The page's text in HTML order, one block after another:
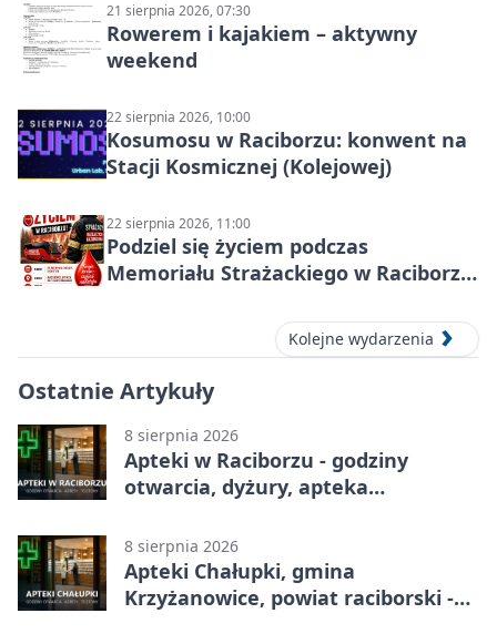
21 sierpnia 2026, 07:30
Rowerem i kajakiem – aktywny
weekend
22 sierpnia 2026, 10:00
Kosumosu w Raciborzu: konwent na
Stacji Kosmicznej (Kolejowej)
22 sierpnia 2026, 11:00
Podziel się życiem podczas
Memoriału Strażackiego w Raciborzu
Kolejne wydarzenia
Ostatnie Artykuły
8 sierpnia 2026
Apteki w Raciborzu - godziny
otwarcia, dyżury, apteka
8 sierpnia 2026
Apteki Chałupki, gmina
Krzyżanowice, powiat raciborski -